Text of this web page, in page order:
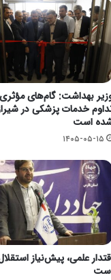
بهداشت: گام‌های
خدمات پزشکی در
است
۱۴۰۵-۰۵-۱۵
علمی، پیش‌نیاز